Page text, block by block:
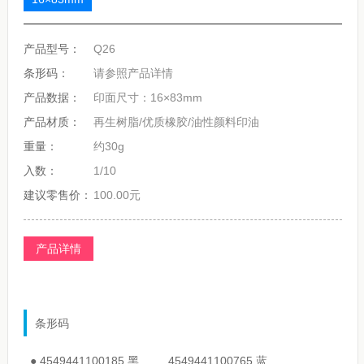
产品型号：
Q26
条形码：
请参照产品详情
产品数据：
印面尺寸：16×83mm
产品材质：
再生树脂/优质橡胶/油性颜料印油
重量：
约30g
入数：
1/10
建议零售价： 100.00元
产品详情
条形码
● 4549441100185 黑 4549441100765 蓝